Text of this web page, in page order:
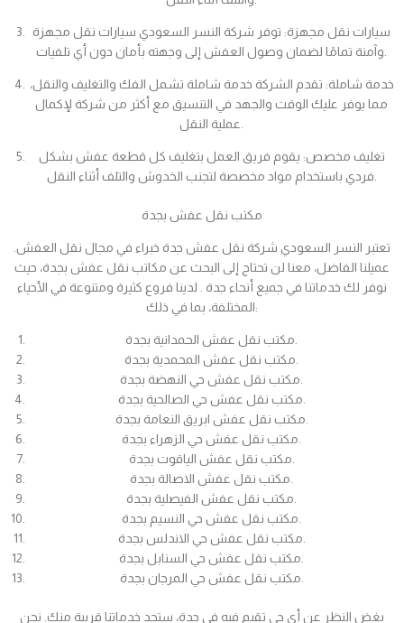
سيارات نقل مجهزة: توفر شركة النسر السعودي سيارات نقل مجهزة
خدمة شاملة: تقدم الشركة خدمة شاملة تشمل الفك والتغليف والنقل،
مما يوفر عليك الوقت والجهد في التنسيق مع أكثر من شركة لإكمال
تغليف مخصص: يقوم فريق العمل بتغليف كل قطعة عفش بشكل
مكتب نقل عفش بجدة
تعتبر النسر السعودي شركة نقل عفش جدة خبراء في مجال نقل العفش.
عميلنا الفاضل، معنا لن تحتاج إلى البحث عن مكاتب نقل عفش بجدة، حيث
نوفر لك خدماتنا في جميع أنحاء جدة . لدينا فروع كثيرة ومتنوعة في الأحياء
المختلفة، بما في ذلك:
بغض النظر عن أي حي تقيم فيه في جدة، ستجد خدماتنا قريبة منك. نحن